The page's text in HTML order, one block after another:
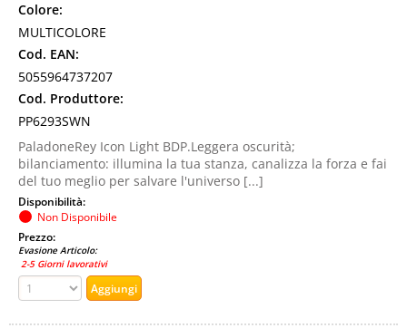
Colore:
MULTICOLORE
Cod. EAN:
5055964737207
Cod. Produttore:
PP6293SWN
PaladoneRey Icon Light BDP.Leggera oscurità;
bilanciamento: illumina la tua stanza, canalizza la forza e fai
del tuo meglio per salvare l'universo [...]
Disponibilità:
Non Disponibile
Prezzo:
Evasione Articolo:
2-5 Giorni lavorativi